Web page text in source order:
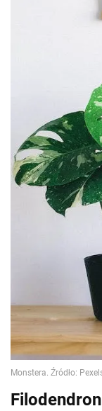
Filodendron